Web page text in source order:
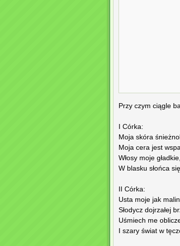
Przy czym ciągle
I Córka:
Moja skóra
Moja cera jest
Włosy moje
W blasku słońca
II Córka:
Usta moje jak
Słodycz dojrzałej
Uśmiech me
I szary świat w